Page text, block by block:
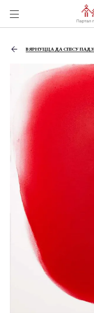
ВЯРНУЦЦА ДА СПІСУ